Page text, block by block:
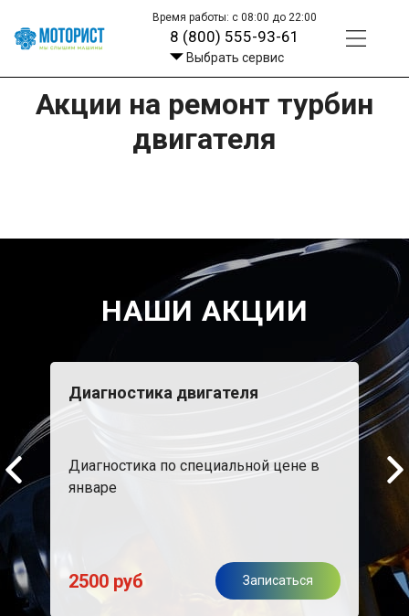
Время работы: с 08:00 до 22:00
8 (800) 555-93-61
Выбрать сервис
Акции на ремонт турбин
двигателя
НАШИ АКЦИИ
Диагностика двигателя
Диагностика по специальной цене в
январе
2500 руб Записаться